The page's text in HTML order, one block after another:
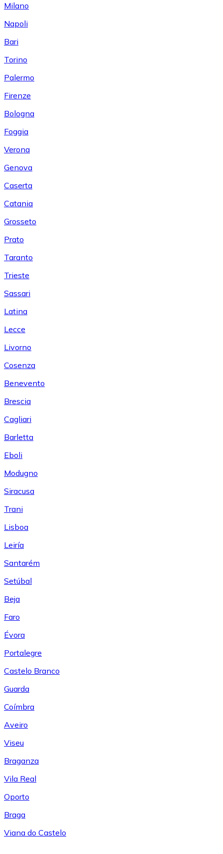
Milano
Napoli
Bari
Torino
Palermo
Firenze
Bologna
Foggia
Verona
Genova
Caserta
Catania
Grosseto
Prato
Taranto
Trieste
Sassari
Latina
Lecce
Livorno
Cosenza
Benevento
Brescia
Cagliari
Barletta
Eboli
Modugno
Siracusa
Trani
Lisboa
Leiría
Santarém
Setúbal
Beja
Faro
Évora
Portalegre
Castelo Branco
Guarda
Coímbra
Aveiro
Viseu
Braganza
Vila Real
Oporto
Braga
Viana do Castelo